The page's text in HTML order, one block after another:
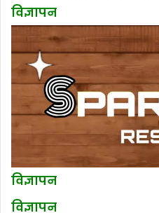
विज्ञापन
विज्ञापन
विज्ञापन